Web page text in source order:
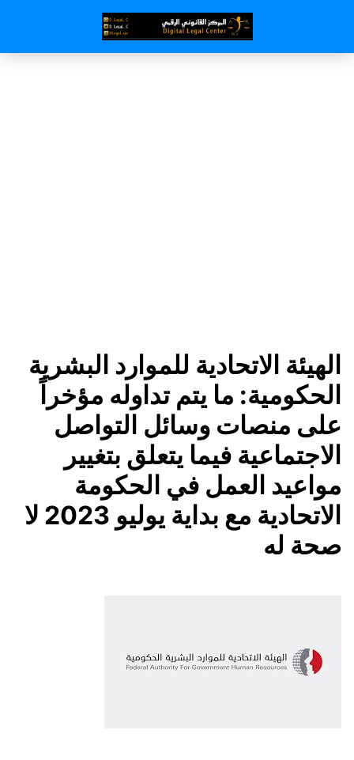
الهيئة الاتحادية للموارد البشرية
الحكومية: ما يتم تداوله مؤخراً
على منصات وسائل التواصل
الاجتماعية فيما يتعلق بتغيير
مواعيد العمل في الحكومة
الاتحادية مع بداية يوليو 2023 لا
صحة له